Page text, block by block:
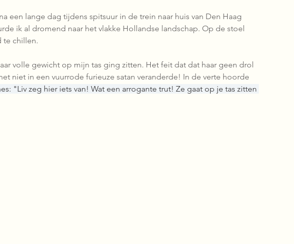
een lange dag tijdens spitsuur in de trein naar huis van Den Haag
ik al dromend naar het vlakke Hollandse landschap. Op de stoel
te chillen.
volle gewicht op mijn tas ging zitten. Het feit dat dat haar geen drol
niet in een vuurrode furieuze satan veranderde! In de verte hoorde
"Liv zeg hier iets van! Wat een arrogante trut! Ze gaat op je tas zitten